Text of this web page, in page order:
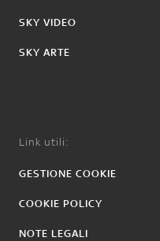
SKY VIDEO
SKY ARTE
Link utili:
GESTIONE COOKIE
COOKIE POLICY
NOTE LEGALI